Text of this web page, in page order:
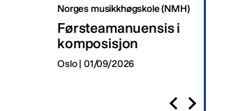
Norges musikkhøgskole (NMH)
Førsteamanuensis i
komposisjon
Oslo | 01/09/2026